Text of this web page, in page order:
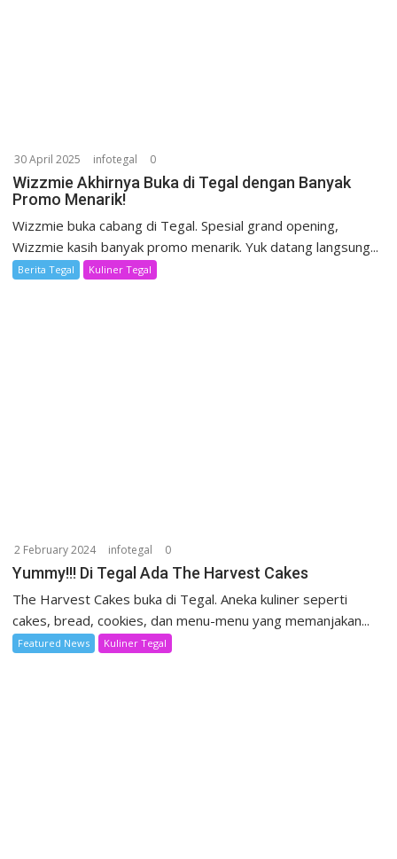
30 April 2025 infotegal 0
Wizzmie Akhirnya Buka di Tegal dengan Banyak
Promo Menarik!
Wizzmie buka cabang di Tegal. Spesial grand opening,
Wizzmie kasih banyak promo menarik. Yuk datang langsung...
Berita Tegal Kuliner Tegal
2 February 2024 infotegal 0
Yummy!!! Di Tegal Ada The Harvest Cakes
The Harvest Cakes buka di Tegal. Aneka kuliner seperti
cakes, bread, cookies, dan menu-menu yang memanjakan...
Featured News Kuliner Tegal